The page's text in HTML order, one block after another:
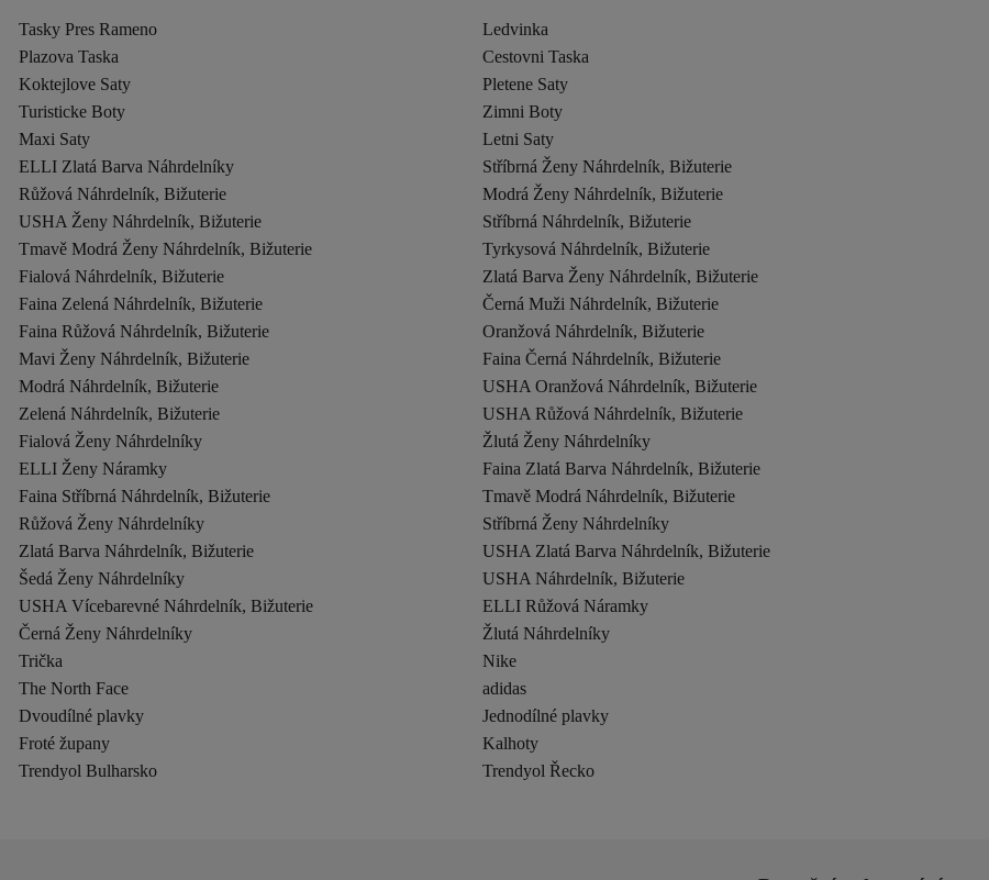
Tasky Pres Rameno
Ledvinka
Plazova Taska
Cestovni Taska
Koktejlove Saty
Pletene Saty
Turisticke Boty
Zimni Boty
Maxi Saty
Letni Saty
ELLI Zlatá Barva Náhrdelníky
Stříbrná Ženy Náhrdelník, Bižuterie
Růžová Náhrdelník, Bižuterie
Modrá Ženy Náhrdelník, Bižuterie
USHA Ženy Náhrdelník, Bižuterie
Stříbrná Náhrdelník, Bižuterie
Tmavě Modrá Ženy Náhrdelník, Bižuterie
Tyrkysová Náhrdelník, Bižuterie
Fialová Náhrdelník, Bižuterie
Zlatá Barva Ženy Náhrdelník, Bižuterie
Faina Zelená Náhrdelník, Bižuterie
Černá Muži Náhrdelník, Bižuterie
Faina Růžová Náhrdelník, Bižuterie
Oranžová Náhrdelník, Bižuterie
Mavi Ženy Náhrdelník, Bižuterie
Faina Černá Náhrdelník, Bižuterie
Modrá Náhrdelník, Bižuterie
USHA Oranžová Náhrdelník, Bižuterie
Zelená Náhrdelník, Bižuterie
USHA Růžová Náhrdelník, Bižuterie
Fialová Ženy Náhrdelníky
Žlutá Ženy Náhrdelníky
ELLI Ženy Náramky
Faina Zlatá Barva Náhrdelník, Bižuterie
Faina Stříbrná Náhrdelník, Bižuterie
Tmavě Modrá Náhrdelník, Bižuterie
Růžová Ženy Náhrdelníky
Stříbrná Ženy Náhrdelníky
Zlatá Barva Náhrdelník, Bižuterie
USHA Zlatá Barva Náhrdelník, Bižuterie
Šedá Ženy Náhrdelníky
USHA Náhrdelník, Bižuterie
USHA Vícebarevné Náhrdelník, Bižuterie
ELLI Růžová Náramky
Černá Ženy Náhrdelníky
Žlutá Náhrdelníky
Trička
Nike
The North Face
adidas
Dvoudílné plavky
Jednodílné plavky
Froté župany
Kalhoty
Trendyol Bulharsko
Trendyol Řecko